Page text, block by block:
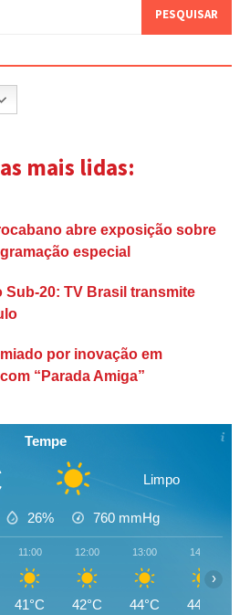
mais lidas:
abre exposição sobre
especial
Sub-20: TV Brasil transmite
por inovação em
“Parada Amiga”
Tempe
Limpo
26% 760 mmHg
11:00
41°C
12:00
42°C
13:00
44°C
14:00
44°C
›